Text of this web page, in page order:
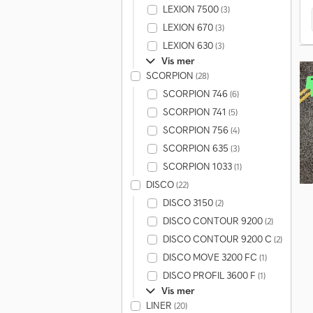
LEXION 7500(3)
LEXION 670(3)
LEXION 630(3)
Vis mer
SCORPION (28)
SCORPION 746(6)
SCORPION 741 (5)
SCORPION 756(4)
SCORPION 635 (3)
SCORPION 1033(1)
DISCO(22)
DISCO 3150(2)
DISCO CONTOUR 9200(2)
DISCO CONTOUR 9200 C (2)
DISCO MOVE 3200 FC (1)
DISCO PROFIL 3600 F (1)
Vis mer
LINER (20)